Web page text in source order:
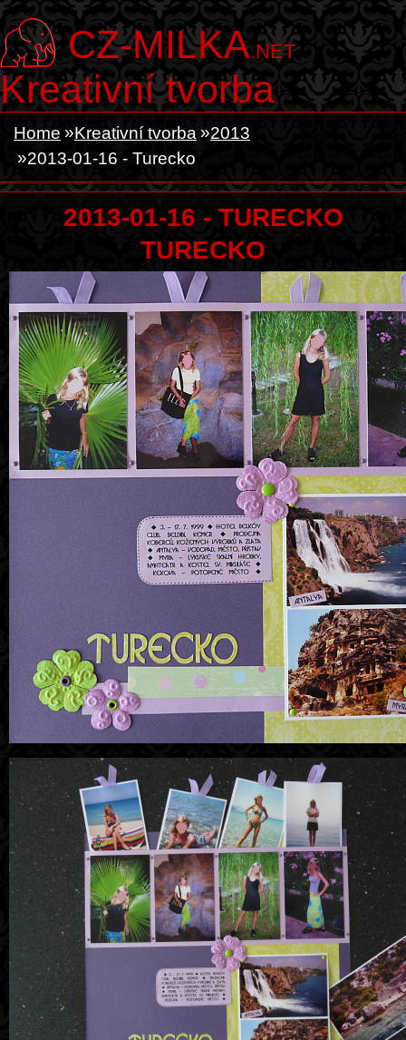
CZ-MILKA.NET
Kreativní tvorba
Home Kreativní tvorba
2013
2013-01-16 - Turecko
2013-01-16 - TURECKO
TURECKO